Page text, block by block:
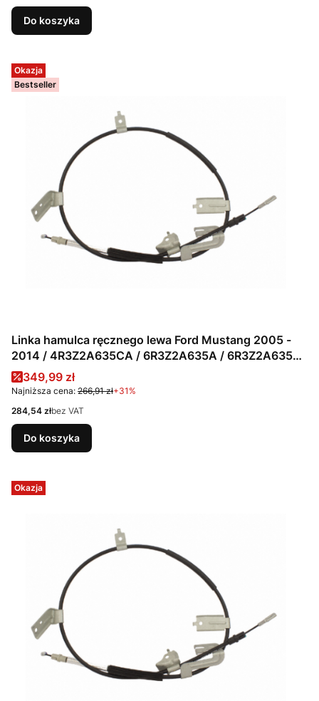
Do koszyka
Okazja
Bestseller
Linka hamulca ręcznego lewa Ford Mustang 2005 -
2014 / 4R3Z2A635CA / 6R3Z2A635A / 6R3Z2A635F /
BR3Z2A635B
Cena promocyjna
349,99 zł
Najniższa cena: 266,91 zł+31%
Cena
284,54 złbez VAT
Do koszyka
Okazja